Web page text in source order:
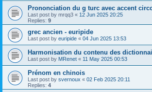
Prononciation du g turc avec accent
Last post by mrqq3 « 12 Jun 2025 20:25
Replies: 9
grec ancien - euripide
Last post by euripide « 04 Jun 2025 13:53
Harmonisation du contenu des
Last post by MRenet « 11 May 2025 00:53
Prénom en chinois
Last post by svernoux « 02 Feb 2025 20:11
Replies: 4